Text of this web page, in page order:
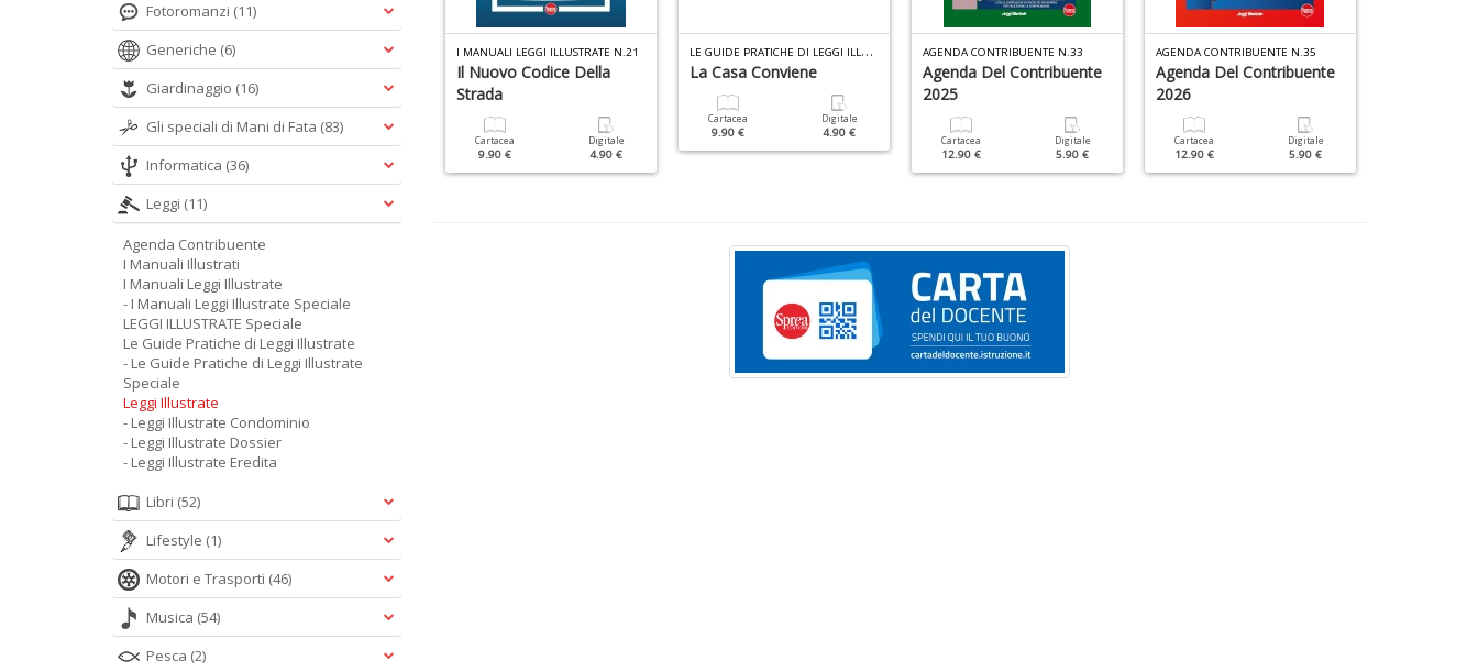
CONTRIBUENTE N.30
Del Contribuente
Digitale
5.90 €
Testamento Ed Eredità
9.90 € 4.90 €
I MANUALI LEGGI ILLUSTRATE N.21
Il Nuovo Codice Della
Strada
Cartacea
9.90 €
Digitale
4.90 €
L
E GUIDE PRATICHE DI LEGGI ILLUSTRATE N.8
La Casa Conviene
Cartacea
9.90 €
Digitale
4.90 €
AGENDA CONTRIBUENTE N.33
Agenda Del Contribuente
2025
Cartacea
12.90 €
Digitale
5.90 €
AGENDA CONTRIBUENTE N.35
Agenda Del Contribuente
2026
Cartacea
12.90 €
Digitale
5.90 €
Fotoromanzi (11)
Generiche (6)
Giardinaggio (16)
Gli speciali di Mani di Fata (83)
Informatica (36)
Leggi (11)
Agenda Contribuente
I Manuali Illustrati
I Manuali Leggi Illustrate
- I Manuali Leggi Illustrate Speciale
LEGGI ILLUSTRATE Speciale
Le Guide Pratiche di Leggi Illustrate
- Le Guide Pratiche di Leggi Illustrate
Speciale
Leggi Illustrate
- Leggi Illustrate Condominio
- Leggi Illustrate Dossier
- Leggi Illustrate Eredita
Libri (52)
Lifestyle (1)
Motori e Trasporti (46)
Musica (54)
Pesca (2)